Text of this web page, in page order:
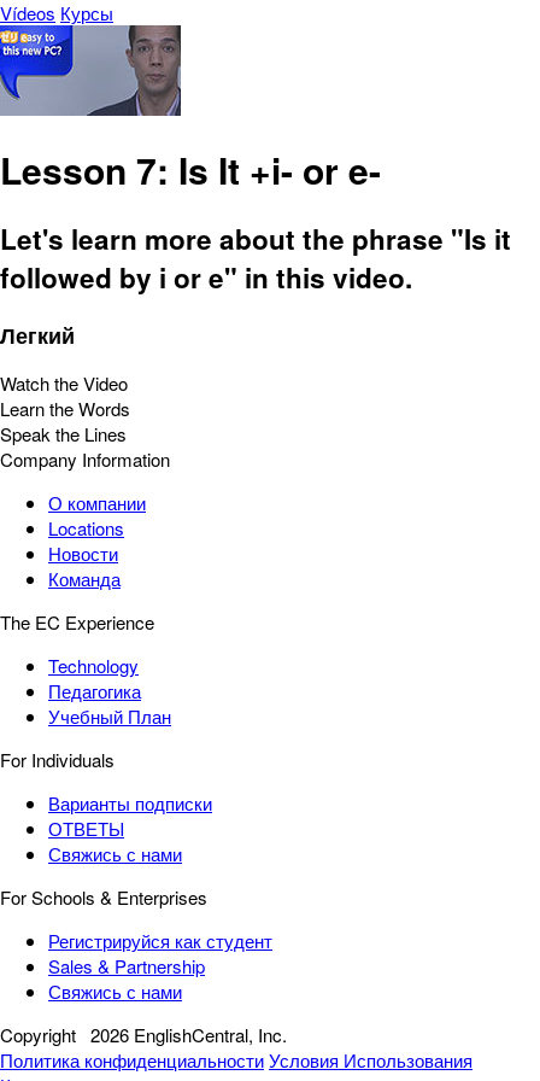
Vídeos Курсы
Lesson 7: Is It +i- or e-
Let's learn more about the phrase "Is it
followed by i or e" in this video.
Легкий
Watch the Video
Learn the Words
Speak the Lines
Company Information
О компании
Locations
Новости
Команда
The EC Experience
Technology
Педагогика
Учебный План
For Individuals
Варианты подписки
ОТВЕТЫ
Свяжись с нами
For Schools & Enterprises
Регистрируйся как студент
Sales & Partnership
Свяжись с нами
Copyright 2026 EnglishCentral, Inc.
Политика конфиденциальностиУсловия Использования